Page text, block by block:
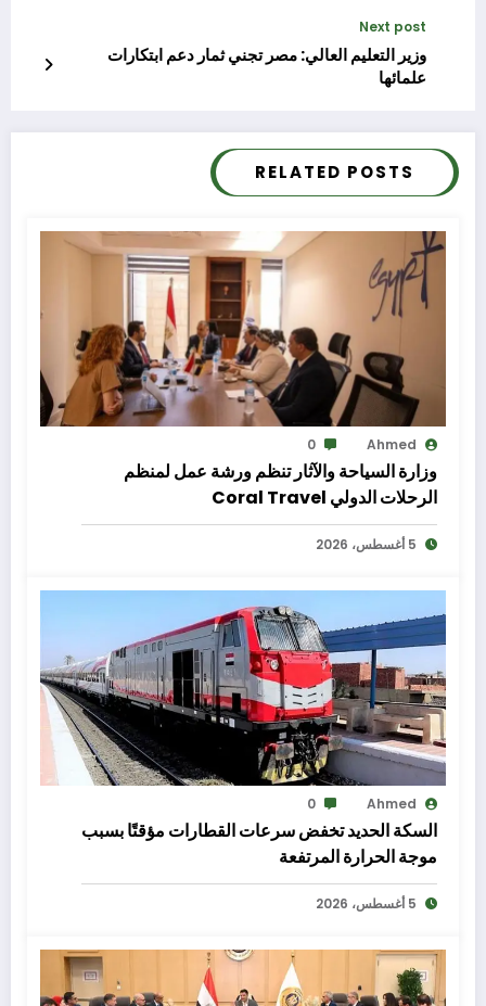
Next post
وزير التعليم العالي: مصر تجني ثمار دعم ابتكارات
علمائها
RELATED POSTS
Ahmed
0
وزارة السياحة والآثار تنظم ورشة عمل لمنظم
الرحلات الدولي Coral Travel
5 أغسطس، 2026
Ahmed
0
السكة الحديد تخفض سرعات القطارات مؤقتًا بسبب
موجة الحرارة المرتفعة
5 أغسطس، 2026